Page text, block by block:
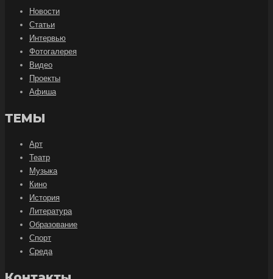
Новости
Статьи
Интервью
Фотогалерея
Видео
Проекты
Афиша
ТЕМЫ
Арт
Театр
Музыка
Кино
История
Литература
Образование
Спорт
Среда